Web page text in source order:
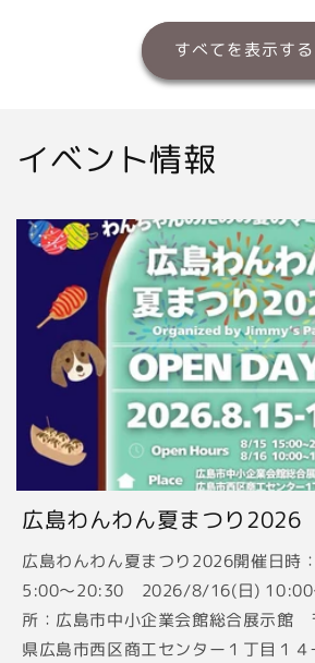
すべてを表示する
イベント情報
広島わんわん夏まつり2026
広島わんわん夏まつり2026開催日
5:00〜20:30 2026/8/16(日) 10:00
所：広島市中小企業会館総合展示
県広島市西区商工センター１丁目１